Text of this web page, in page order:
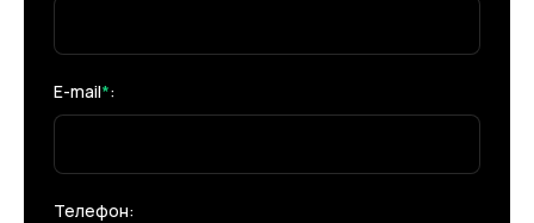
E-mail*:
Телефон: